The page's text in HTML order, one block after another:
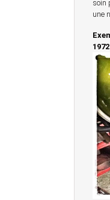
soin
une
1972